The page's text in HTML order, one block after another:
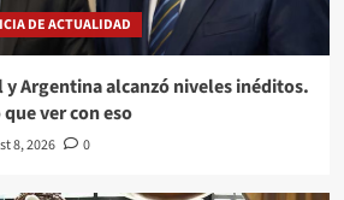
DE ACTUALIDAD
y Argentina alcanzó niveles inéditos.
ver con eso
8, 2026 0